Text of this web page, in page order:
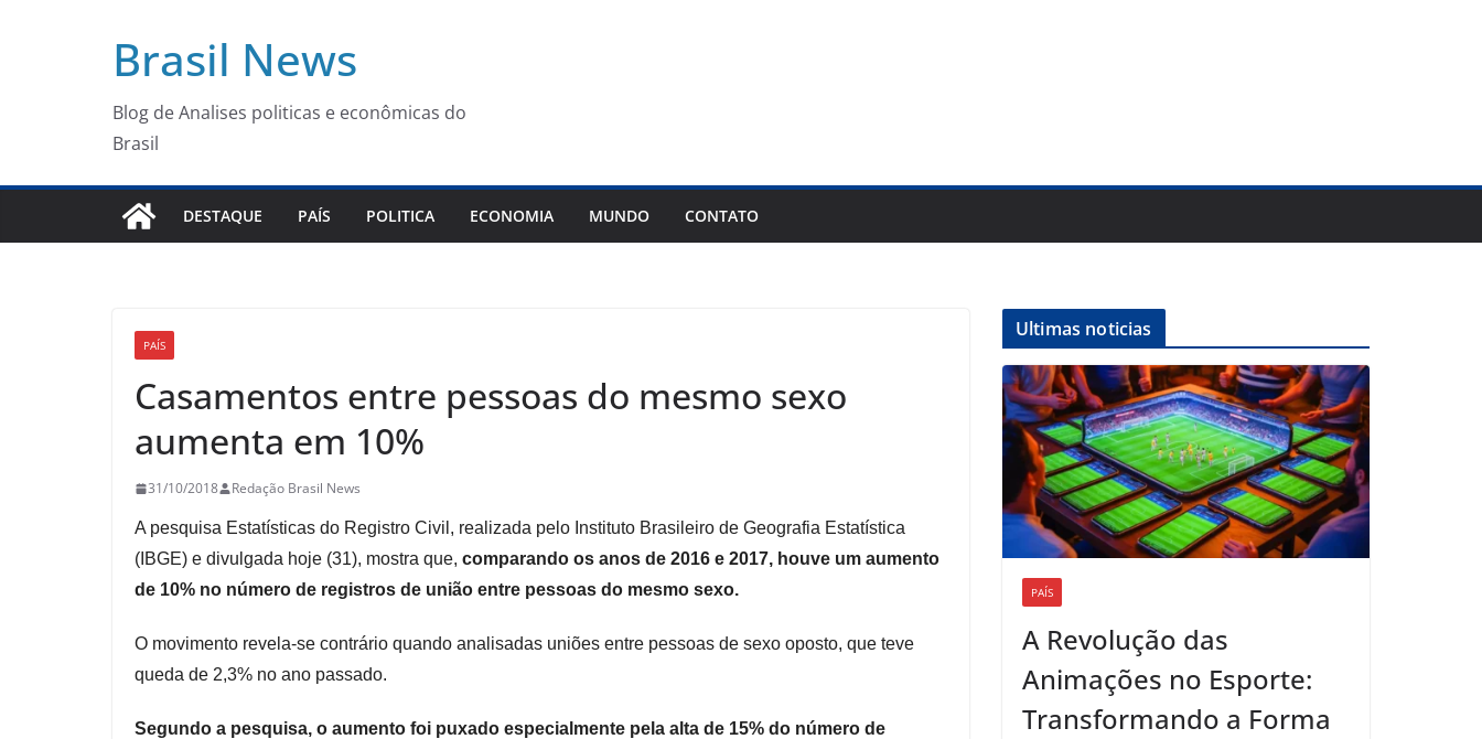
Brasil News
Blog de Analises politicas e econômicas do
Brasil
DESTAQUE PAÍS POLITICA ECONOMIA MUNDO CONTATO
PAÍS
Casamentos entre pessoas do mesmo sexo
aumenta em 10%
31/10/2018 Redação Brasil News
A pesquisa Estatísticas do Registro Civil, realizada pelo Instituto Brasileiro de Geografia Estatística
(IBGE) e divulgada hoje (31), mostra que, comparando os anos de 2016 e 2017, houve um aumento
de 10% no número de registros de união entre pessoas do mesmo sexo.
O movimento revela-se contrário quando analisadas uniões entre pessoas de sexo oposto, que teve
queda de 2,3% no ano passado.
Segundo a pesquisa, o aumento foi puxado especialmente pela alta de 15% do número de
Ultimas noticias
PAÍS
A Revolução das
Animações no Esporte:
Transformando a Forma